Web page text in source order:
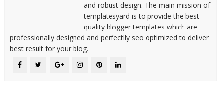
and robust design. The main mission of
templatesyard is to provide the best
quality blogger templates which are
professionally designed and perfectlly seo optimized to deliver
best result for your blog.